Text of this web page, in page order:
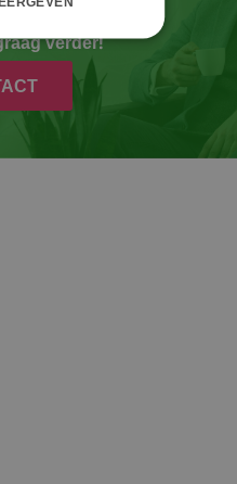
OR te verhogen?
verder!